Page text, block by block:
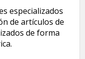
especializados
de artículos de
de forma